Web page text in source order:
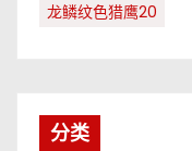
龙鳞纹色猎鹰20
分类